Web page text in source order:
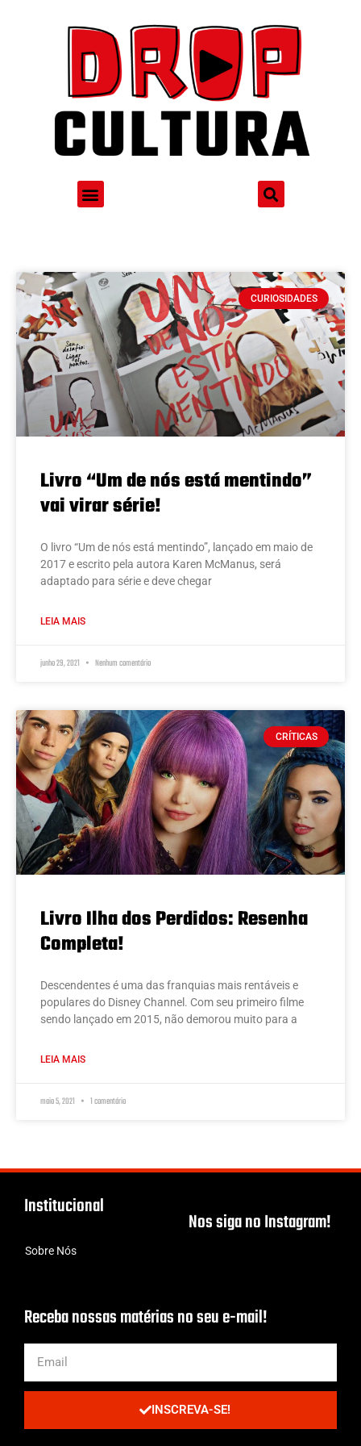
CURIOSIDADES
Livro “Um de nós está mentindo”
vai virar série!
O livro “Um de nós está mentindo”, lançado em maio de
2017 e escrito pela autora Karen McManus, será
adaptado para série e deve chegar
LEIA MAIS
junho 29, 2021 Nenhum comentário
CRÍTICAS
Livro Ilha dos Perdidos: Resenha
Completa!
Descendentes é uma das franquias mais rentáveis e
populares do Disney Channel. Com seu primeiro filme
sendo lançado em 2015, não demorou muito para a
LEIA MAIS
maio 5, 2021 1 comentário
Institucional
Sobre Nós
Nos siga no Instagram!
Receba nossas matérias no seu e-mail!
INSCREVA-SE!